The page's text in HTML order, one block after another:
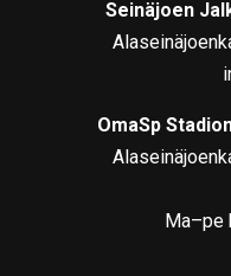
Seinäjoen
OmaSp
Ma–pe